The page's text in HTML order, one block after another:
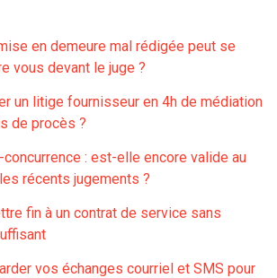
en demeure mal rédigée peut se
vous devant le juge ?
un litige fournisseur en 4h de médiation
de procès ?
concurrence : est-elle encore valide au
récents jugements ?
fin à un contrat de service sans
vos échanges courriel et SMS pour